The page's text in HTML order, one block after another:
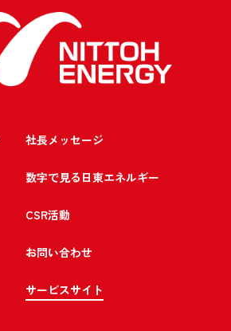
社長メッセージ
数字で見る日東エネルギー
CSR活動
お問い合わせ
サービスサイト